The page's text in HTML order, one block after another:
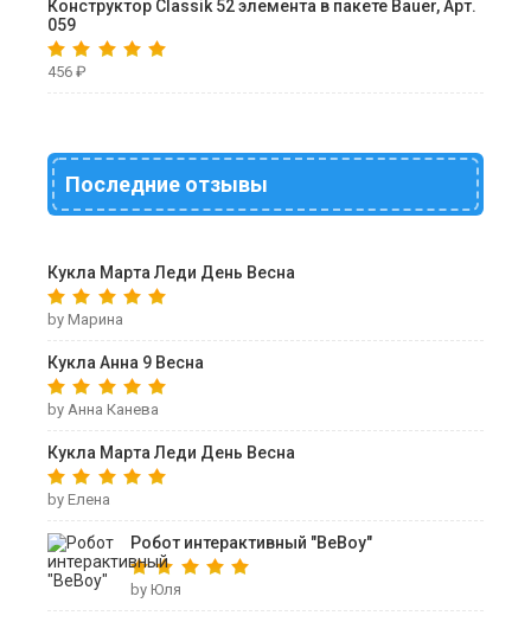
Конструктор Classik 52 элемента в пакете Bauer, Арт.
059
456 ₽
Последние отзывы
Кукла Марта Леди День Весна
by Марина
Кукла Анна 9 Весна
by Анна Канева
Кукла Марта Леди День Весна
by Елена
Робот интерактивный "ВеВоу"
by Юля